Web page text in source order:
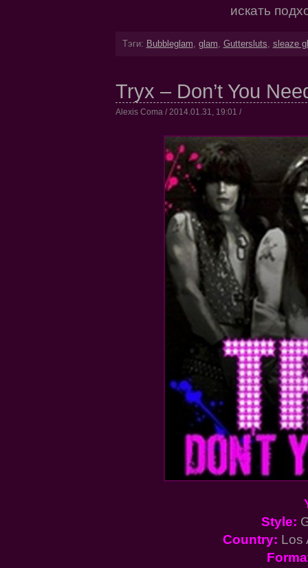
искать
Тэги: Bubbleglam, glam, Guttersluts, sleaze
Tryx – Don’t You
Alexis Coma / 2014.01.31, 19:01 /
Style:
Country: Los